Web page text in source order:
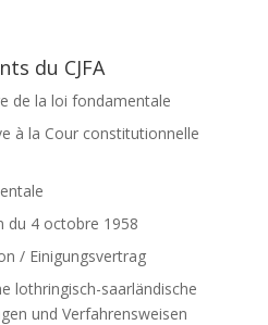
du CJFA
de la loi fondamentale
à la Cour constitutionnelle
du 4 octobre 1958
/ Einigungsvertrag
lothringisch-saarländische
und Verfahrensweisen